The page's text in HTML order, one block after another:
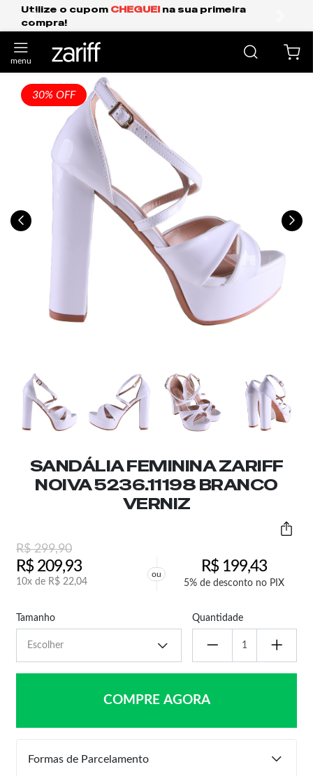
na sua primeira Frete Grátis
anterior
30% OFF
SANDÁLIA FEMININA ZARIFF
NOIVA 5236.11198 BRANCO
VERNIZ
R$299,90
R$209,93
10x de R$ 22,04
ou R$199,43
5% de desconto no PIX
Tamanho Quantidade
COMPRE AGORA
Formas de Parcelamento